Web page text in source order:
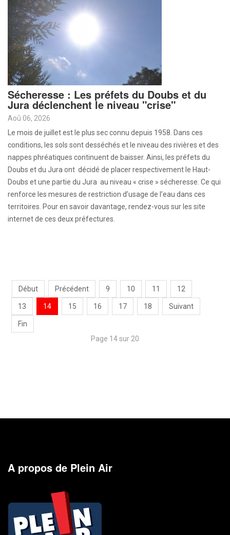
Sécheresse : Les préfets du Doubs et du
Jura déclenchent le niveau "crise"
Aoû 06, 2026
Le mois de juillet est le plus sec connu depuis 1958. Dans ces
conditions, les sols sont desséchés et le niveau des rivières et des
nappes phréatiques continuent de baisser. Ainsi, les préfets du
Doubs et du Jura ont décidé de placer respectivement le Haut-
Doubs et une partie du Jura au niveau « crise » sécheresse. Ce qui
renforce les mesures de restriction d’usage de l’eau dans ces
territoires. Pour en savoir davantage, rendez-vous sur les site
internet de ces deux préfectures.
Début Précédent 9 10 11 12
13 14 15 16 17 18 Suivant
Fin
Page 14 sur 20
A propos de Plein Air